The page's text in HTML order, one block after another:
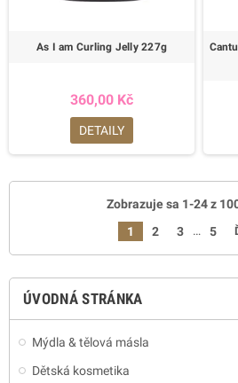
ÚVODNÁ STRÁNKA
Mýdla & tělová másla
Dětská kosmetika
As I am Curling Jelly 227g
360,00 Kč
DETAILY
Zobrazuje sa 1-24 z
1
2 3 … 5